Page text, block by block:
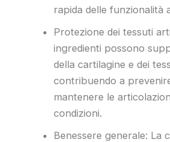
rapida delle funzionalità
Protezione dei tessuti
ingredienti possono
della cartilagine e dei
contribuendo a
mantenere le
condizioni.
Benessere generale: La